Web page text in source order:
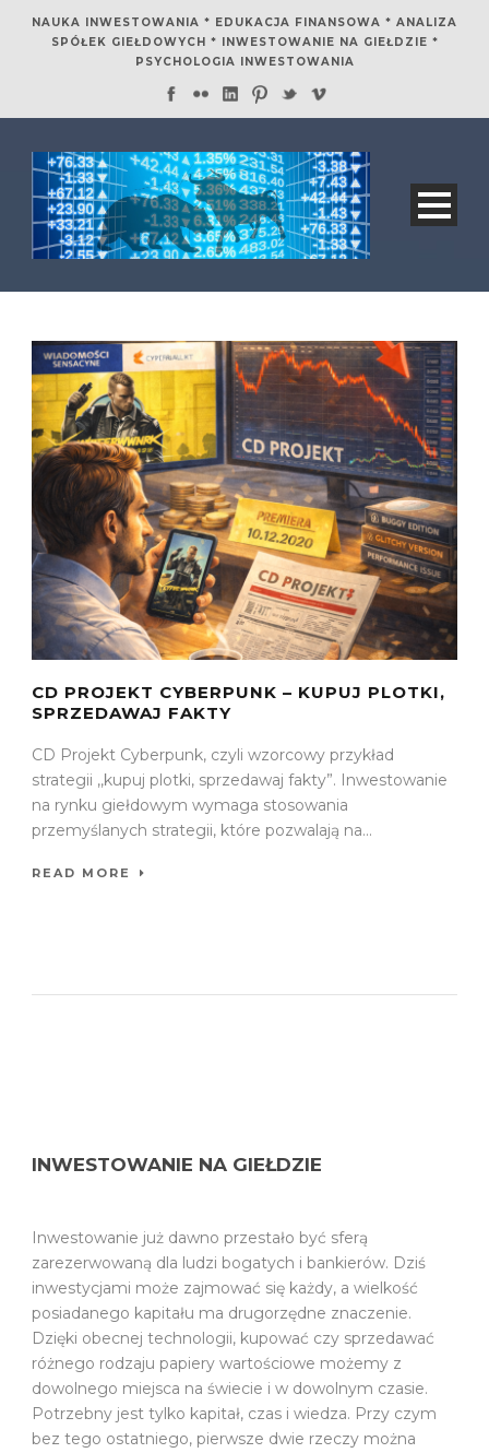
NAUKA INWESTOWANIA * EDUKACJA FINANSOWA * ANALIZA
SPÓŁEK GIEŁDOWYCH * INWESTOWANIE NA GIEŁDZIE *
PSYCHOLOGIA INWESTOWANIA
CD PROJEKT CYBERPUNK – KUPUJ PLOTKI,
SPRZEDAWAJ FAKTY
CD Projekt Cyberpunk, czyli wzorcowy przykład
strategii ,,kupuj plotki, sprzedawaj fakty”. Inwestowanie
na rynku giełdowym wymaga stosowania
przemyślanych strategii, które pozwalają na...
READ MORE
INWESTOWANIE NA GIEŁDZIE
Inwestowanie już dawno przestało być sferą
zarezerwowaną dla ludzi bogatych i bankierów. Dziś
inwestycjami może zajmować się każdy, a wielkość
posiadanego kapitału ma drugorzędne znaczenie.
Dzięki obecnej technologii, kupować czy sprzedawać
różnego rodzaju papiery wartościowe możemy z
dowolnego miejsca na świecie i w dowolnym czasie.
Potrzebny jest tylko kapitał, czas i wiedza. Przy czym
bez tego ostatniego, pierwsze dwie rzeczy można